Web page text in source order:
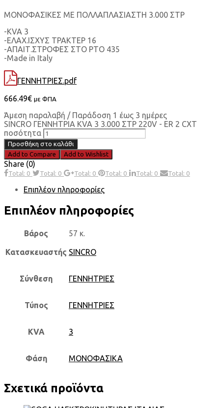
ΜΟΝΟΦΑΣΙΚΕΣ ΜΕ ΠΟΛΛΑΠΛΑΣΙΑΣΤΗ 3.000 ΣΤΡ
-KVA 3
-ΕΛΑΧ.ΙΣΧΥΣ ΤΡΑΚΤΕΡ 16
-ΑΠΑΙΤ.ΣΤΡΟΦΕΣ ΣΤΟ ΡΤΟ 435
-Made in Italy
ΓΕΝΝΗΤΡΙΕΣ.pdf
666.49€ με ΦΠΑ
Άμεση παραλαβή / Παράδοση 1 έως 3 ημέρες
SINCRO ΓΕΝΝΗΤΡΙΑ KVA 3 3.000 ΣΤΡ 220V - ER 2 CXT
ποσότητα
Προσθήκη στο καλάθι
Add to Compare
Add to Wishlist
Share (0)
Total: 0 Total: 0 Total: 0 Total: 0 Total: 0 Total: 0
Επιπλέον πληροφορίες
Επιπλέον πληροφορίες
Βάρος 57 κ.
Κατασκευαστής SINCRO
Σύνθεση ΓΕΝΝΗΤΡΙΕΣ
Τύπος ΓΕΝΝΗΤΡΙΕΣ
KVA 3
Φάση ΜΟΝΟΦΑΣΙΚΑ
Σχετικά προϊόντα